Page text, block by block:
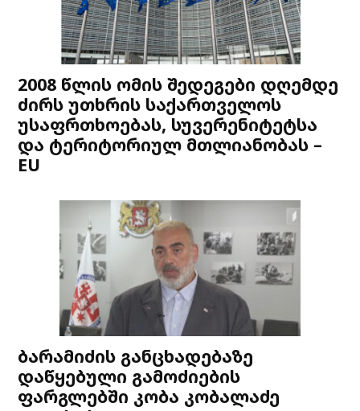
2008 წლის ომის შედეგები დღემდე
ძირს უთხრის საქართველოს
უსაფრთხოებას, სუვერენიტეტსა
და ტერიტორიულ მთლიანობას –
EU
ბარამიძის განცხადებაზე
დაწყებული გამოძიების
ფარგლებში კობა კობალაძე